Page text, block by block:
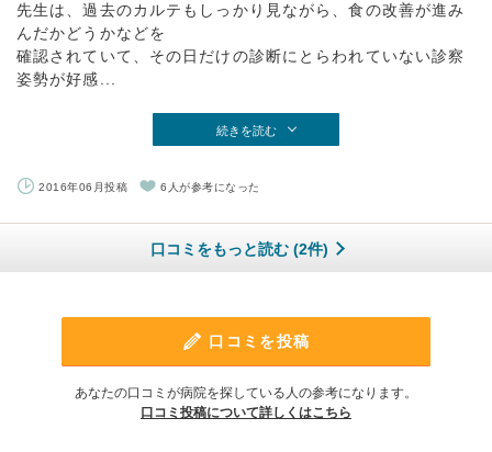
先生は、過去のカルテもしっかり見ながら、食の改善が進み
んだかどうかなどを
確認されていて、その日だけの診断にとらわれていない診察
姿勢が好感...
続きを読む
2016年06月投稿 6人が参考になった
口コミをもっと読む (2件)
口コミを投稿
あなたの口コミが病院を探している人の参考になります。
口コミ投稿について詳しくはこちら